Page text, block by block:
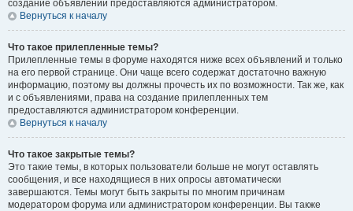
создание объявлений предоставляются администратором.
Вернуться к началу
Что такое прилепленные темы?
Прилепленные темы в форуме находятся ниже всех объявлений и только
на его первой странице. Они чаще всего содержат достаточно важную
информацию, поэтому вы должны прочесть их по возможности. Так же, как
и с объявлениями, права на создание прилепленных тем
предоставляются администратором конференции.
Вернуться к началу
Что такое закрытые темы?
Это такие темы, в которых пользователи больше не могут оставлять
сообщения, и все находящиеся в них опросы автоматически
завершаются. Темы могут быть закрыты по многим причинам
модератором форума или администратором конференции. Вы также